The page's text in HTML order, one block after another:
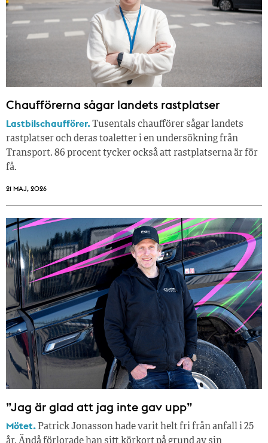
Chaufförerna sågar landets rastplatser
Lastbilschaufförer.Tusentals chaufförer sågar landets
rastplatser och deras toaletter i en undersökning från
Transport. 86 procent tycker också att rastplatserna är för
få.
21 MAJ, 2026
”Jag är glad att jag inte gav upp”
Mötet. Patrick Jonasson hade varit helt fri från anfall i 25
år. Ändå förlorade han sitt körkort på grund av sin